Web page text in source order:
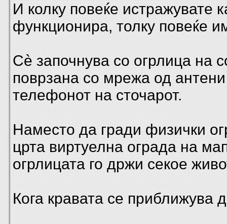
И колку повеќе истражувате
функционира, толку повеќе
Сè започнува со огрлица на
поврзана со мрежа од
телефонот на сточарот.
Наместо да гради физички
црта виртуелна ограда на
огрлицата го држи секое
Кога кравата се приближува